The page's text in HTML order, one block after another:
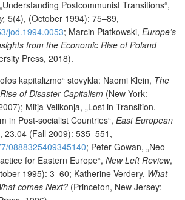
Postcommunist Transitions“,
5(4), (October 1994): 75–89,
jod.1994.0053; Marcin Piatkowski, Europe’s
from the Economic Rise of Poland
Press, 2018).
kapitalizmo“ stovykla: Naomi Klein, The
of Disaster Capitalism (New York:
Mitja Velikonja, „Lost in Transition.
in Post-socialist Countries“, East European
, 23.04 (Fall 2009): 535–551,
0888325409345140; Peter Gowan, „Neo-
for Eastern Europe“, New Left Review,
1995): 3–60; Katherine Verdery, What
comes Next? (Princeton, New Jersey: